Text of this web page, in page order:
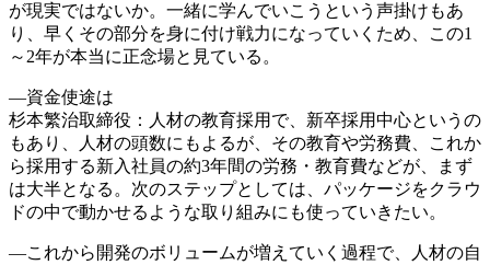
が現実ではないか。一緒に学んでいこうという声掛けもあ
り、早くその部分を身に付け戦力になっていくため、この1
～2年が本当に正念場と見ている。
―資金使途は
杉本繁治取締役：人材の教育採用で、新卒採用中心というの
もあり、人材の頭数にもよるが、その教育や労務費、これか
ら採用する新入社員の約3年間の労務・教育費などが、まず
は大半となる。次のステップとしては、パッケージをクラウ
ドの中で動かせるような取り組みにも使っていきたい。
―これから開発のボリュームが増えていく過程で、人材の自